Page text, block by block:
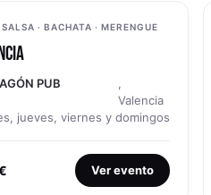
· BACHATA · MERENGUE
PUB
,
Valencia
jueves, viernes y domingos
Ver evento